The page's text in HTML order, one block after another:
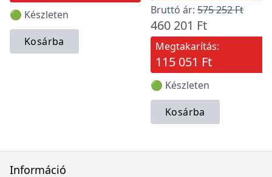
🟢 Készleten
Kosárba
Bruttó ár: 575 252 Ft
460 201 Ft
Megtakarítás:
115 051 Ft
🟢 Készleten
Kosárba
Információ